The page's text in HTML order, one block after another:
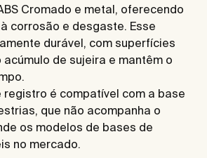
Cromado e metal, oferecendo
corrosão e desgaste. Esse
durável, com superfícies
de sujeira e mantêm o
registro é compatível com a base
que não acompanha o
os modelos de bases de
no mercado.